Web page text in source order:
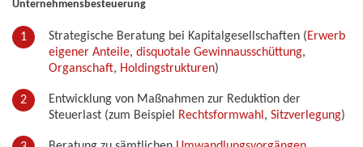
Unternehmensbesteuerung
Strategische Beratung bei Kapitalgesellschaften (Erwerb
eigener Anteile, disquotale Gewinnausschüttung,
Organschaft, Holdingstrukturen)
Entwicklung von Maßnahmen zur Reduktion der
Steuerlast (zum Beispiel
Rechtsformwahl , Sitzverlegung)